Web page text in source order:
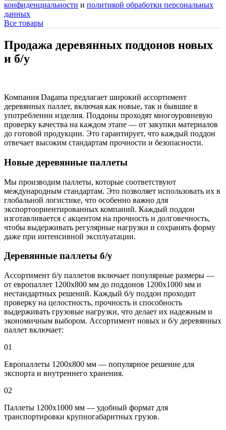
конфиденциальности и политикой обработки персональных
данных
Все товары
Продажа деревянных поддонов новых
и б/у
Компания Dagama предлагает широкий ассортимент
деревянных паллет, включая как новые, так и бывшие в
употреблении изделия. Поддоны проходят многоуровневую
проверку качества на каждом этапе — от закупки материалов
до готовой продукции. Это гарантирует, что каждый поддон
отвечает высоким стандартам прочности и безопасности.
Новые деревянные паллеты
Мы производим паллеты, которые соответствуют
международным стандартам. Это позволяет использовать их в
глобальной логистике, что особенно важно для
экспортоориентированных компаний. Каждый поддон
изготавливается с акцентом на прочность и долговечность,
чтобы выдерживать регулярные нагрузки и сохранять форму
даже при интенсивной эксплуатации.
Деревянные паллеты б/у
Ассортимент б/у паллетов включает популярные размеры —
от европаллет 1200х800 мм до поддонов 1200х1000 мм и
нестандартных решений. Каждый б/у поддон проходит
проверку на целостность, прочность и способность
выдерживать грузовые нагрузки, что делает их надежным и
экономичным выбором. Ассортимент новых и б/у деревянных
паллет включает:
01
Европаллеты 1200х800 мм — популярное решение для
экспорта и внутреннего хранения.
02
Паллеты 1200х1000 мм — удобный формат для
транспортировки крупногабаритных грузов.